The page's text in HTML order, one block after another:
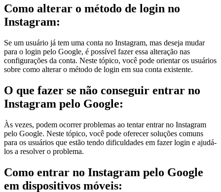
Como alterar o método de login no
Instagram:
Se um usuário já tem uma conta no Instagram, mas deseja mudar
para o login pelo Google, é possível fazer essa alteração nas
configurações da conta. Neste tópico, você pode orientar os usuários
sobre como alterar o método de login em sua conta existente.
O que fazer se não conseguir entrar no
Instagram pelo Google:
Às vezes, podem ocorrer problemas ao tentar entrar no Instagram
pelo Google. Neste tópico, você pode oferecer soluções comuns
para os usuários que estão tendo dificuldades em fazer login e ajudá-
los a resolver o problema.
Como entrar no Instagram pelo Google
em dispositivos móveis: